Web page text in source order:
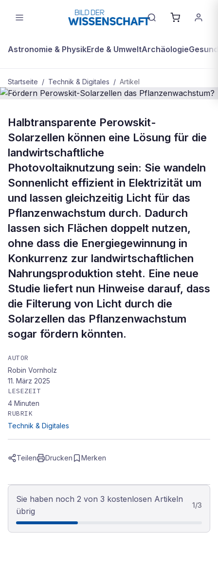
Astronomie & PhysikErde & UmweltArchäologie
Startseite / Technik & Digitales / Artikel
TECHNIK & DIGITALES
Fördern Perowskit-Solarzellen das
Pflanzenwachstum?
Halbtransparente Perowskit-
Solarzellen können eine Lösung für die
landwirtschaftliche
Photovoltaiknutzung sein: Sie wandeln
Sonnenlicht effizient in Elektrizität um
und lassen gleichzeitig Licht für das
Pflanzenwachstum durch. Dadurch
lassen sich Flächen doppelt nutzen,
ohne dass die Energiegewinnung in
Konkurrenz zur landwirtschaftlichen
Nahrungsproduktion steht. Eine neue
Studie liefert nun Hinweise darauf, dass
die Filterung von Licht durch die
Solarzellen das Pflanzenwachstum
sogar fördern könnten.
AUTOR
Robin Vornholz
11. März 2025
LESEZEIT
4 Minuten
RUBRIK
Technik & Digitales
Teilen Drucken Merken
Sie haben noch 2 von 3 kostenlosen Artikeln
übrig
1/3